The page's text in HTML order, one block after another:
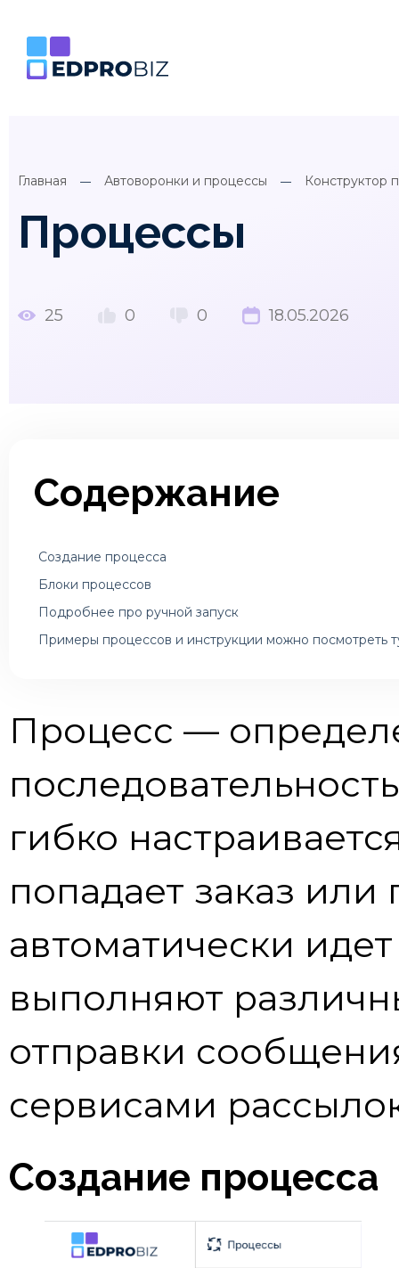
Главная Автоворонки и процессы Конструктор
Процессы
25 0 0 18.05.2026
Содержание
Создание процесса
Блоки процессов
Подробнее про ручной запуск
Примеры процессов и инструкции можно посмотреть
Процесс —
гибко
попадает заказ или
автоматически
выполняют
отправки
сервисами
Создание процесса